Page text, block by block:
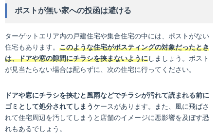
ポストが無い家への投函は避ける
ターゲットエリア内の戸建住宅や集合住宅の中には、ポストがない
住宅もあります。 このような住宅がポスティングの対象だったとき
は、ドアや窓の隙間にチラシを挟まないようにしましょう。ポスト
が見当たらない場合は配らずに、次の住宅に行ってください。
ドアや窓にチラシを挟むと風雨などでチラシが汚れて読まれる前に
ゴミとして処分されてしまうケースがあります。また、風に飛ばさ
れて住宅周辺を汚してしまうと店舗のイメージに悪影響を及ぼす恐
れもあるでしょう。